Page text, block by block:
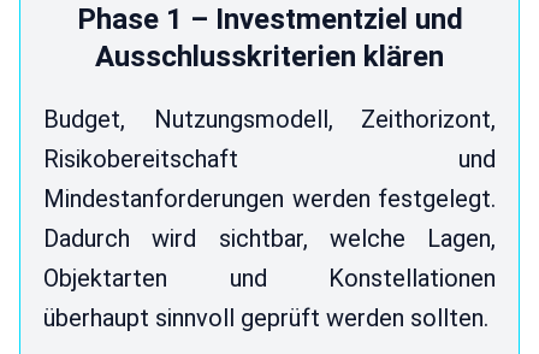
Phase 1 – Investmentziel und
Ausschlusskriterien klären
Budget, Nutzungsmodell, Zeithorizont,
Risikobereitschaft und
Mindestanforderungen werden festgelegt.
Dadurch wird sichtbar, welche Lagen,
Objektarten und Konstellationen
überhaupt sinnvoll geprüft werden sollten.